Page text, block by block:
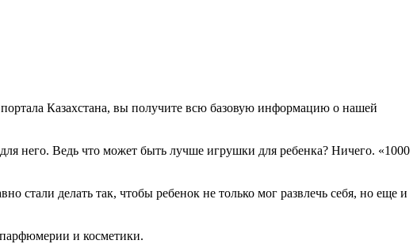
Казахстана, вы получите всю базовую информацию о нашей
него. Ведь что может быть лучше игрушки для ребенка? Ничего. «1000
делать так, чтобы ребенок не только мог развлечь себя, но еще и
и косметики.